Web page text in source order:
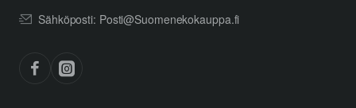
Sähköposti: Posti@Suomenekokauppa.fi